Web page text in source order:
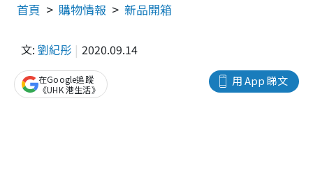
首頁 購物情報 新品開箱
文: 劉紀彤 2020.09.14
用 App 睇文
在Google追蹤
《UHK 港生活》